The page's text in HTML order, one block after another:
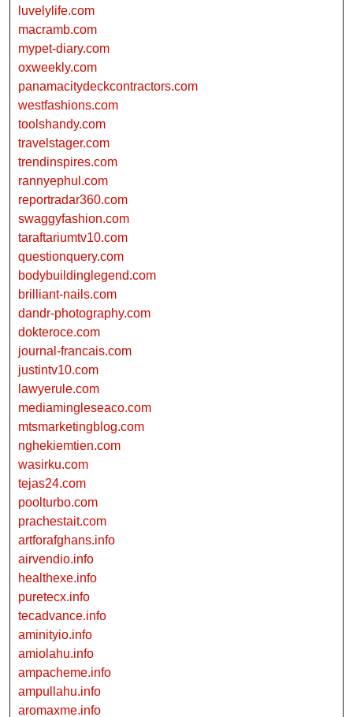
luvelylife.com
macramb.com
mypet-diary.com
oxweekly.com
panamacitydeckcontractors.com
westfashions.com
toolshandy.com
travelstager.com
trendinspires.com
rannyephul.com
reportradar360.com
swaggyfashion.com
taraftariumtv10.com
questionquery.com
bodybuildinglegend.com
brilliant-nails.com
dandr-photography.com
dokteroce.com
journal-francais.com
justintv10.com
lawyerule.com
mediamingleseaco.com
mtsmarketingblog.com
nghekiemtien.com
wasirku.com
tejas24.com
poolturbo.com
prachestait.com
artforafghans.info
airvendio.info
healthexe.info
puretecx.info
tecadvance.info
aminityio.info
amiolahu.info
ampacheme.info
ampullahu.info
aromaxme.info